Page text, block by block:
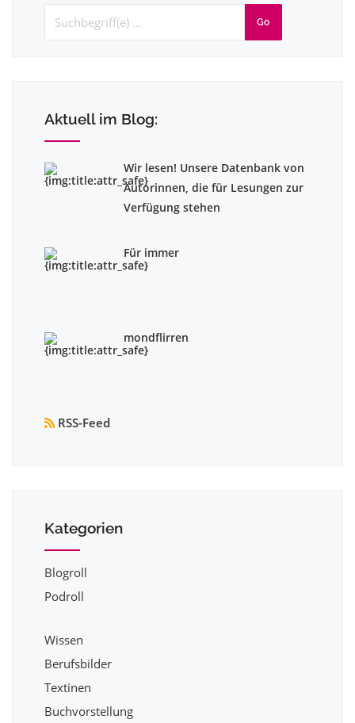
Go
Aktuell im Blog:
Wir lesen! Unsere Datenbank von
Autorinnen, die für Lesungen zur
Verfügung stehen
Für immer
mondflirren
RSS-Feed
Kategorien
Blogroll
Podroll
Wissen
Berufsbilder
Textinen
Buchvorstellung